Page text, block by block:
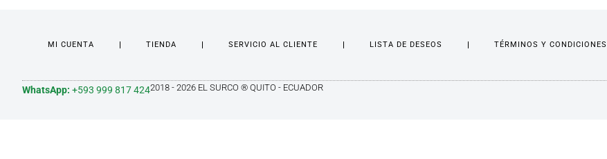
MI CUENTA TIENDA SERVICIO AL CLIENTE LISTA DE DESEOS TÉRMINOS Y CONDICIONES
WhatsApp: +593 999 817 4242018 - 2026 EL SURCO ® QUITO - ECUADOR